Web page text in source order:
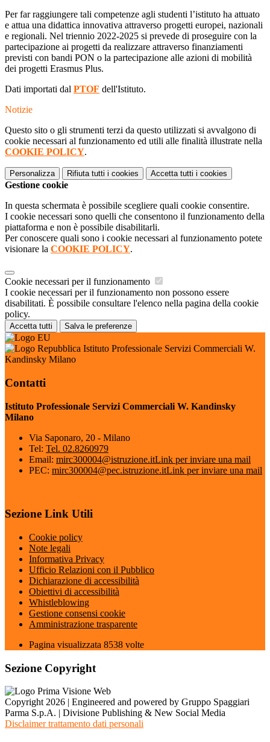
Per far raggiungere tali competenze agli studenti l’istituto ha attuato
e attua una didattica innovativa attraverso progetti europei, nazionali
e regionali. Nel triennio 2022-2025 si prevede di proseguire con la
partecipazione ai progetti da realizzare attraverso finanziamenti
previsti con bandi PON o la partecipazione alle azioni di mobilità
dei progetti Erasmus Plus.
Dati importati dal PTOF dell'Istituto.
Notizie
Questo sito o gli strumenti terzi da questo utilizzati si avvalgono di
cookie necessari al funzionamento ed utili alle finalità illustrate nella
COOKIE POLICY.
Personalizza Rifiuta tutti i cookies Accetta tutti i cookies
Gestione cookie
In questa schermata è possibile scegliere quali cookie consentire.
I cookie necessari sono quelli che consentono il funzionamento della
piattaforma e non è possibile disabilitarli.
Per conoscere quali sono i cookie necessari al funzionamento potete
visionare la COOKIE POLICY.
Cookie necessari per il funzionamento
I cookie necessari per il funzionamento non possono essere
disabilitati. È possibile consultare l'elenco nella pagina della cookie
policy.
Accetta tutti Salva le preferenze
Istituto Professionale Servizi Commerciali W.
Kandinsky Milano
Contatti
Istituto Professionale Servizi Commerciali W. Kandinsky
Milano
Via Saponaro, 20 - Milano
Tel: Tel. 02.8260979
Email: mirc300004@istruzione.itLink per inviare una mail
PEC: mirc300004@pec.istruzione.itLink per inviare una mail
Sezione Link Utili
Cookie policy
Note legali
Informativa Privacy
Ufficio Relazioni con il Pubblico
Dichiarazione di accessibilità
Obiettivi di accessibilità
Whistleblowing
Gestione consensi cookie
Amministrazione trasparente
Pagina visualizzata 8538 volte
Sezione Copyright
Copyright 2026 | Engineered and powered by Gruppo Spaggiari
Parma S.p.A. | Divisione Publishing & New Social Media
Disclaimer trattamento dati personali